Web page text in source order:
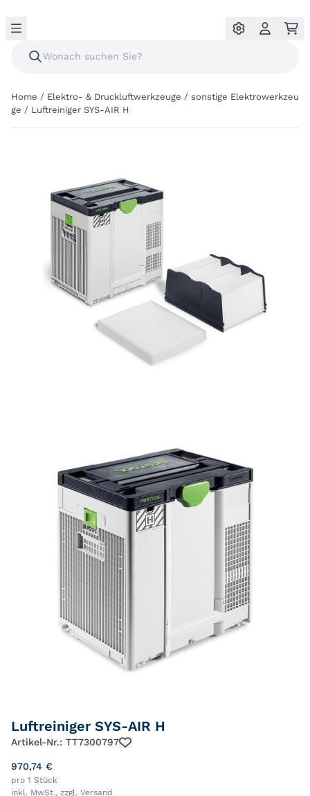
Home / Elektro- & Druckluftwerkzeuge / sonstige Elektrowerkzeu
ge / Luftreiniger SYS-AIR H
Luftreiniger SYS-AIR H
Artikel-Nr.: TT7300797
970,74 €
pro 1 Stück
inkl. MwSt., zzgl. Versand